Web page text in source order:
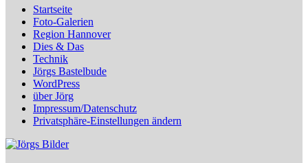
Startseite
Foto-Galerien
Region Hannover
Dies & Das
Technik
Jörgs Bastelbude
WordPress
über Jörg
Impressum/Datenschutz
Privatsphäre-Einstellungen ändern